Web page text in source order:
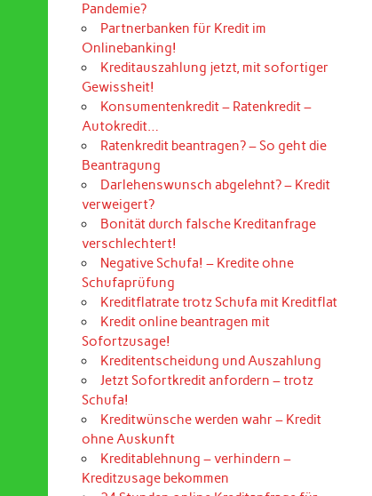
Pandemie?
Partnerbanken für Kredit im
Onlinebanking!
Kreditauszahlung jetzt, mit sofortiger
Gewissheit!
Konsumentenkredit – Ratenkredit –
Autokredit…
Ratenkredit beantragen? – So geht die
Beantragung
Darlehenswunsch abgelehnt? – Kredit
verweigert?
Bonität durch falsche Kreditanfrage
verschlechtert!
Negative Schufa! – Kredite ohne
Schufaprüfung
Kreditflatrate trotz Schufa mit Kreditflat
Kredit online beantragen mit
Sofortzusage!
Kreditentscheidung und Auszahlung
Jetzt Sofortkredit anfordern – trotz
Schufa!
Kreditwünsche werden wahr – Kredit
ohne Auskunft
Kreditablehnung – verhindern –
Kreditzusage bekommen